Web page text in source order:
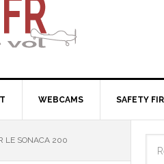
WEBCAMS SAFETY
LE SONACA 200